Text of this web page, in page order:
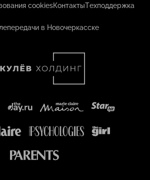
cookiesКонтактыТехподдержка
в Новочеркасске